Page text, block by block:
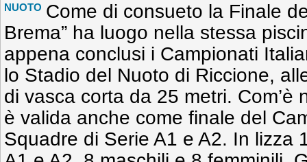
NUOTO Come di consueto la Finale
Brema” ha luogo nella stessa
appena conclusi i Campionati
lo Stadio del Nuoto di Riccione,
di vasca corta da 25 metri. Com’è
è valida anche come finale del
Squadre di Serie A1 e A2. In lizza